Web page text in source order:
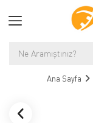
Ana Sayfa